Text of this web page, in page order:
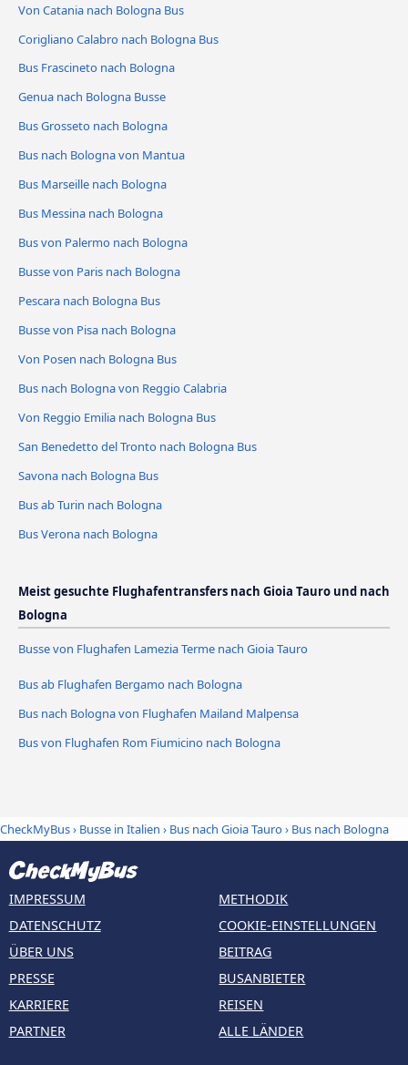
Von Catania nach Bologna Bus
Corigliano Calabro nach Bologna Bus
Bus Frascineto nach Bologna
Genua nach Bologna Busse
Bus Grosseto nach Bologna
Bus nach Bologna von Mantua
Bus Marseille nach Bologna
Bus Messina nach Bologna
Bus von Palermo nach Bologna
Busse von Paris nach Bologna
Pescara nach Bologna Bus
Busse von Pisa nach Bologna
Von Posen nach Bologna Bus
Bus nach Bologna von Reggio Calabria
Von Reggio Emilia nach Bologna Bus
San Benedetto del Tronto nach Bologna Bus
Savona nach Bologna Bus
Bus ab Turin nach Bologna
Bus Verona nach Bologna
Meist gesuchte Flughafentransfers nach Gioia Tauro und nach
Bologna
Busse von Flughafen Lamezia Terme nach Gioia Tauro
Bus ab Flughafen Bergamo nach Bologna
Bus nach Bologna von Flughafen Mailand Malpensa
Bus von Flughafen Rom Fiumicino nach Bologna
CheckMyBus› Busse in Italien › Bus nach Gioia Tauro› Bus nach Bologna
IMPRESSUM
DATENSCHUTZ
ÜBER UNS
PRESSE
KARRIERE
PARTNER
METHODIK
COOKIE-EINSTELLUNGEN
BEITRAG
BUSANBIETER
REISEN
ALLE LÄNDER